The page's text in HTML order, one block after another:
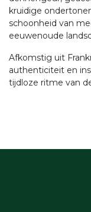
kruidige
schoonheid van
eeuwenoude
Afkomstig uit
authenticiteit en
tijdloze ritme van